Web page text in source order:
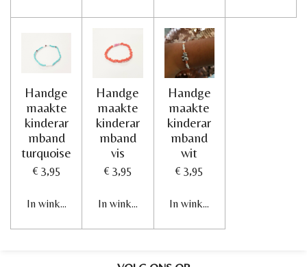
Handge
maakte
kinderar
mband
turquoise
€ 3,95
In winkelwagen
Handge
maakte
kinderar
mband
vis
€ 3,95
In winkelwagen
Handge
maakte
kinderar
mband
wit
€ 3,95
In winkelwagen